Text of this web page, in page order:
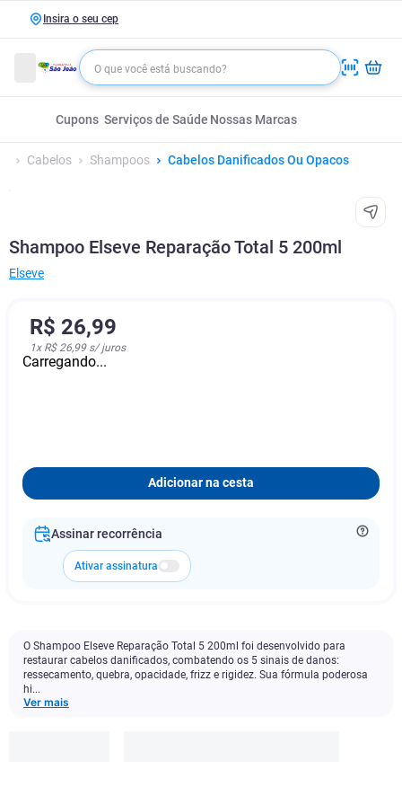
Insira o seu cep
Cupons Serviços de Saúde Nossas Marcas
Cabelos Shampoos Cabelos Danificados Ou Opacos
Shampoo Elseve Reparação Total 5 200ml
Elseve
R$ 26,99
1x R$ 26,99s/ juros
Carregando...
Adicionar na cesta
Assinar recorrência
Ativar assinatura
O Shampoo Elseve Reparação Total 5 200ml foi desenvolvido para
restaurar cabelos danificados, combatendo os 5 sinais de danos:
ressecamento, quebra, opacidade, frizz e rigidez. Sua fórmula poderosa
hi...
Ver mais